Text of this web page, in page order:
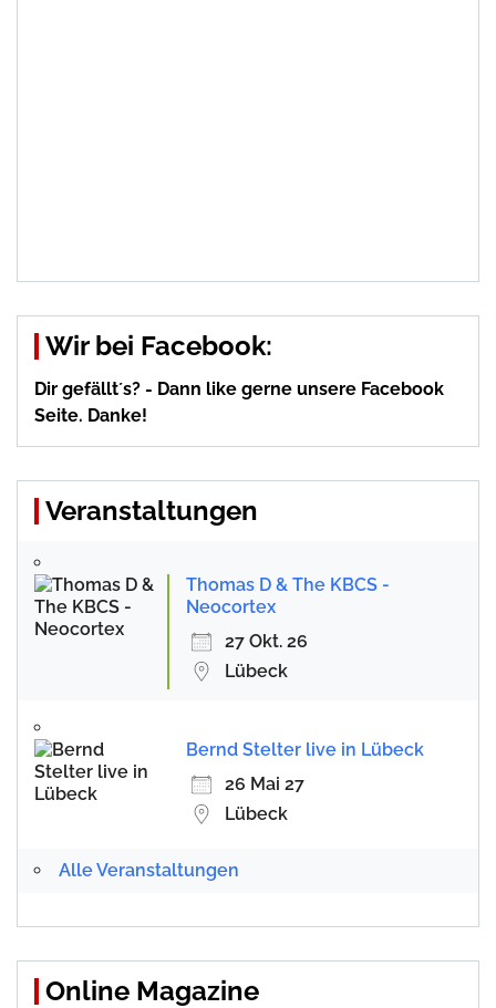
Wir bei Facebook:
Dir gefällt´s? - Dann like gerne unsere Facebook
Seite. Danke!
Veranstaltungen
Thomas D & The KBCS -
Neocortex
27 Okt. 26
Lübeck
Bernd Stelter live in Lübeck
26 Mai 27
Lübeck
Alle Veranstaltungen
Online Magazine